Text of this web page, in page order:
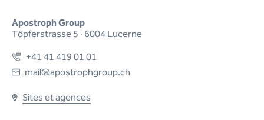
Apostroph Group
Töpferstrasse 5 · 6004 Lucerne
+41 41 419 01 01
mail@apostrophgroup.ch
Sites et agences